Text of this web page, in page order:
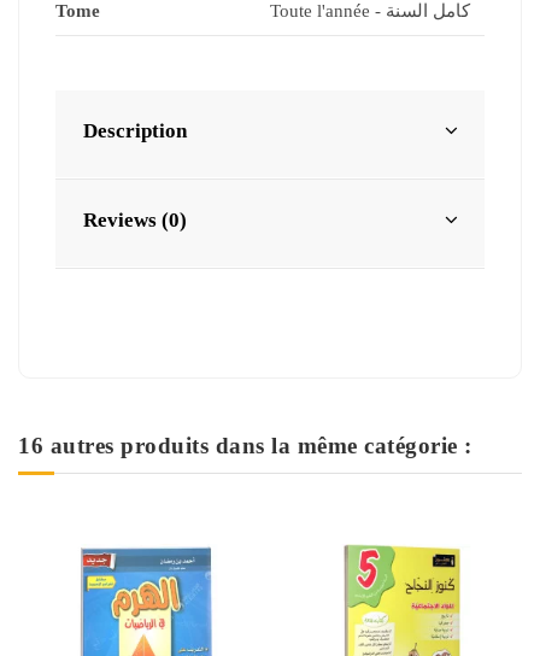
Tome Toute l'année - كامل السنة
Description
Reviews (0)
16 autres produits dans la même catégorie :